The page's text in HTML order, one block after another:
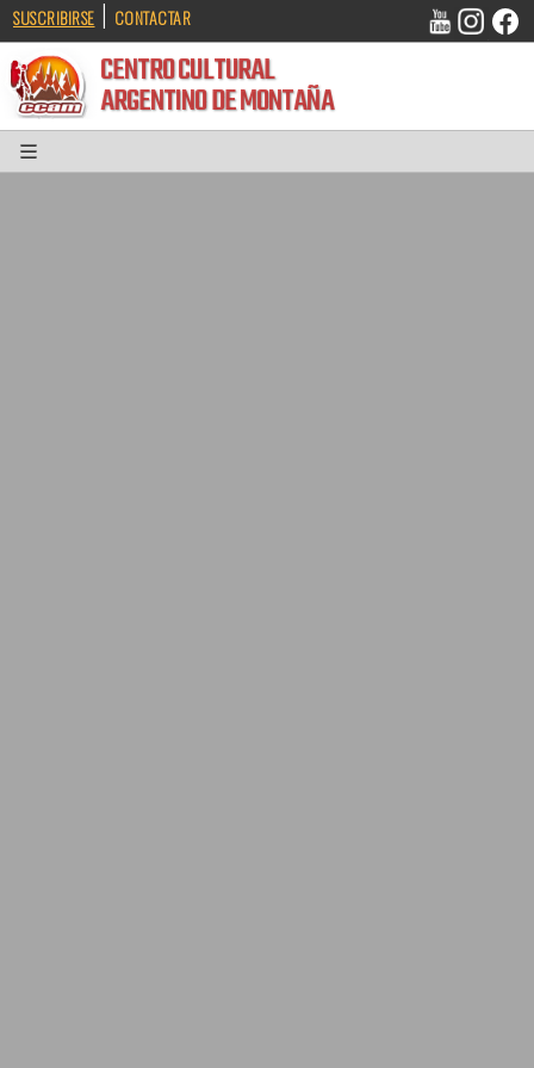
SUSCRIBIRSE | CONTACTAR
CENTRO CULTURAL
ARGENTINO DE MONTAÑA